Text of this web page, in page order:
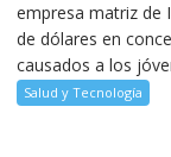
empresa matriz de
de dólares en
causados a los
Salud y Tecnología